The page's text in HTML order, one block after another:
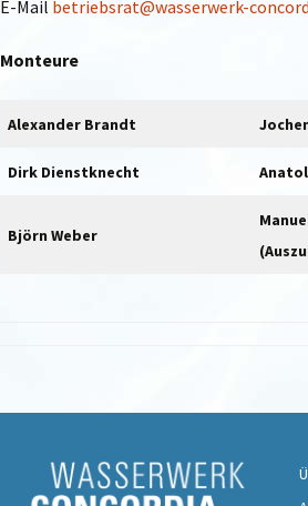
E-Mail betriebsrat@wasserwerk-
Monteure
Alexander Brandt
Dirk Dienstknecht
Björn Weber